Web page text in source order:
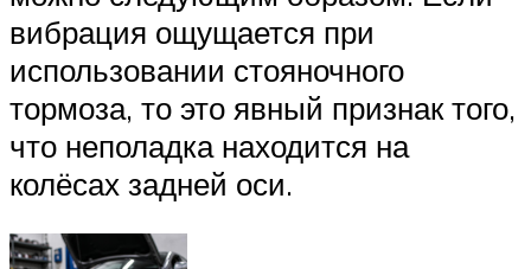
вибрация ощущается при
использовании стояночного
тормоза, то это явный признак того,
что неполадка находится на
колёсах задней оси.